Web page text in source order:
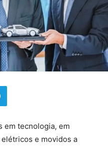
em tecnologia, em
e movidos a